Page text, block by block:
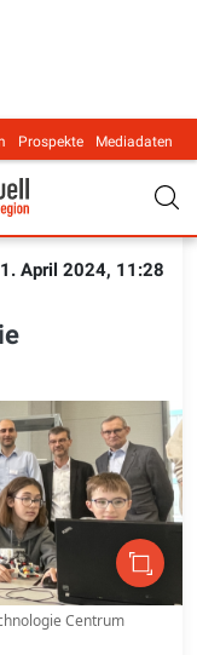
Prospekte Mediadaten
April 2024, 11:28
Centrum